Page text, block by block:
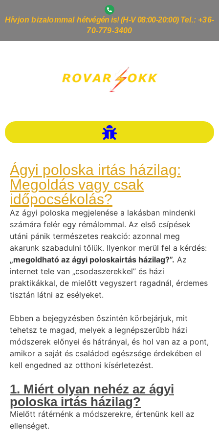
Hívjon bizalommal hétvégén is! (H-V 08:00-20:00) Tel.: +36-
70-779-3400
Ágyi poloska irtás házilag:
Megoldás vagy csak
időpocsékolás?
Az ágyi poloska megjelenése a lakásban mindenki
számára felér egy rémálommal. Az első csípések
utáni pánik természetes reakció: azonnal meg
akarunk szabadulni tőlük. Ilyenkor merül fel a kérdés:
„megoldható az ágyi poloskairtás házilag?”. Az
internet tele van „csodaszerekkel” és házi
praktikákkal, de mielőtt vegyszert ragadnál, érdemes
tisztán látni az esélyeket.
Ebben a bejegyzésben őszintén körbejárjuk, mit
tehetsz te magad, melyek a legnépszerűbb házi
módszerek előnyei és hátrányai, és hol van az a pont,
amikor a saját és családod egészsége érdekében el
kell engedned az otthoni kísérletezést.
1. Miért olyan nehéz az ágyi
poloska irtás házilag?
Mielőtt rátérnénk a módszerekre, értenünk kell az
ellenséget.